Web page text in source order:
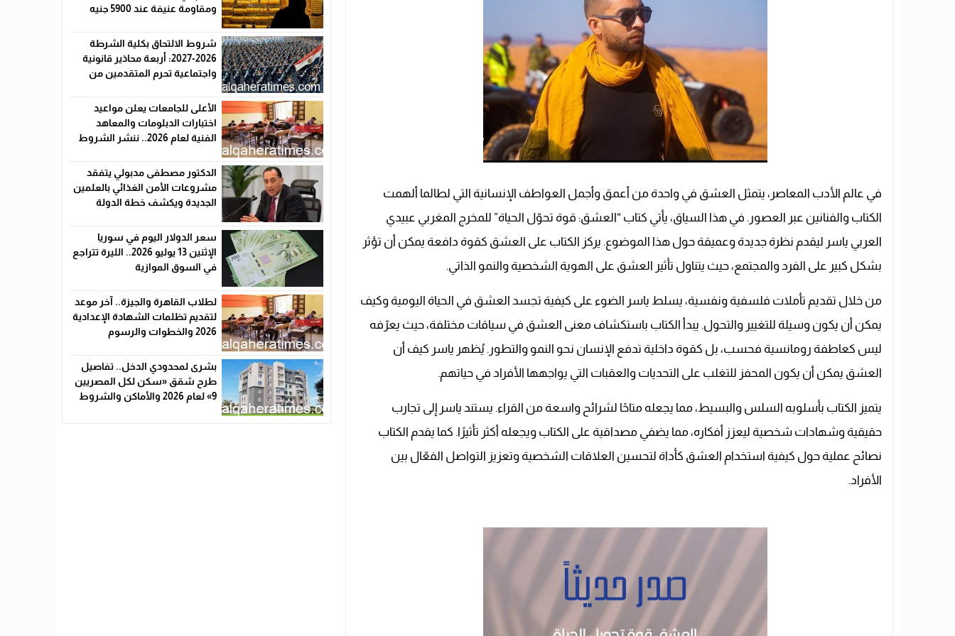
في عالم الأدب المعاصر، يتمثل العشق في واحدة من أعمق وأجمل العواطف الإنسانية التي لطالما ألهمت
الكتاب والفنانين عبر العصور. في هذا السياق، يأتي كتاب “العشق: قوة تحوّل الحياة” للمخرج المغربي عبيدي
العربي ياسر ليقدم نظرة جديدة وعميقة حول هذا الموضوع. يركز الكتاب على العشق كقوة دافعة يمكن أن تؤثر
بشكل كبير على الفرد والمجتمع، حيث يتناول تأثير العشق على الهوية الشخصية والنمو الذاتي.
من خلال تقديم تأملات فلسفية ونفسية، يسلط ياسر الضوء على كيفية تجسد العشق في الحياة اليومية وكيف
يمكن أن يكون وسيلة للتغيير والتحول. يبدأ الكتاب باستكشاف معنى العشق في سياقات مختلفة، حيث يعرّفه
ليس كعاطفة رومانسية فحسب، بل كقوة داخلية تدفع الإنسان نحو النمو والتطور. يُظهر ياسر كيف أن
العشق يمكن أن يكون المحفز للتغلب على التحديات والعقبات التي يواجهها الأفراد في حياتهم.
يتميز الكتاب بأسلوبه السلس والبسيط، مما يجعله متاحًا لشرائح واسعة من القراء. يستند ياسر إلى تجارب
حقيقية وشهادات شخصية ليعزز أفكاره، مما يضفي مصداقية على الكتاب ويجعله أكثر تأثيرًا. كما يقدم الكتاب
نصائح عملية حول كيفية استخدام العشق كأداة لتحسين العلاقات الشخصية وتعزيز التواصل الفعّال بين
الأفراد.
ومقاومة عنيفة عند 5900 جنيه
شروط الالتحاق بكلية الشرطة
2026-2027: أربعة محاذير قانونية
واجتماعية تحرم المتقدمين من
الأعلى للجامعات يعلن مواعيد
اختبارات الدبلومات والمعاهد
الفنية لعام 2026.. ننشر الشروط
الدكتور مصطفى مدبولي يتفقد
مشروعات الأمن الغذائي بالعلمين
الجديدة ويكشف خطة الدولة
سعر الدولار اليوم في سوريا
الإثنين 13 يوليو 2026.. الليرة تتراجع
في السوق الموازية
لطلاب القاهرة والجيزة.. آخر موعد
لتقديم تظلمات الشهادة الإعدادية
2026 والخطوات والرسوم
بشرى لمحدودي الدخل.. تفاصيل
طرح شقق «سكن لكل المصريين
9» لعام 2026 والأماكن والشروط